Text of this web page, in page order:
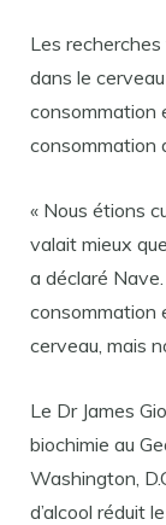
Les
dans le
consommation
consommation
« Nous étions
valait mieux
a déclaré
consommation
cerveau, mais
Le Dr James
biochimie au
Washington,
d’alcool réduit